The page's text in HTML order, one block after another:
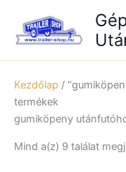
content
Kezdőlap /
termékek
gumiköpeny
Mind a(z) 9 találat